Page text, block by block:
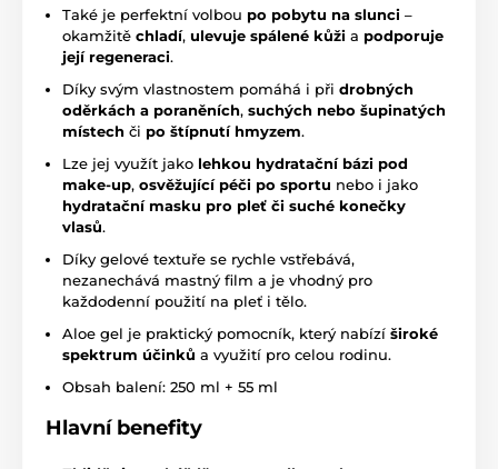
Také je perfektní volbou po pobytu na slunci –
okamžitě chladí, ulevuje spálené kůži a podporuje
její regeneraci.
Díky svým vlastnostem pomáhá i při drobných
oděrkách a poraněních, suchých nebo šupinatých
místech či po štípnutí hmyzem.
Lze jej využít jako lehkou hydratační bázi pod
make-up, osvěžující péči po sportu nebo i jako
hydratační masku pro pleť či suché konečky
vlasů.
Díky gelové textuře se rychle vstřebává,
nezanechává mastný film a je vhodný pro
každodenní použití na pleť i tělo.
Aloe gel je praktický pomocník, který nabízí široké
spektrum účinků a využití pro celou rodinu.
Obsah balení: 250 ml + 55 ml
Hlavní benefity